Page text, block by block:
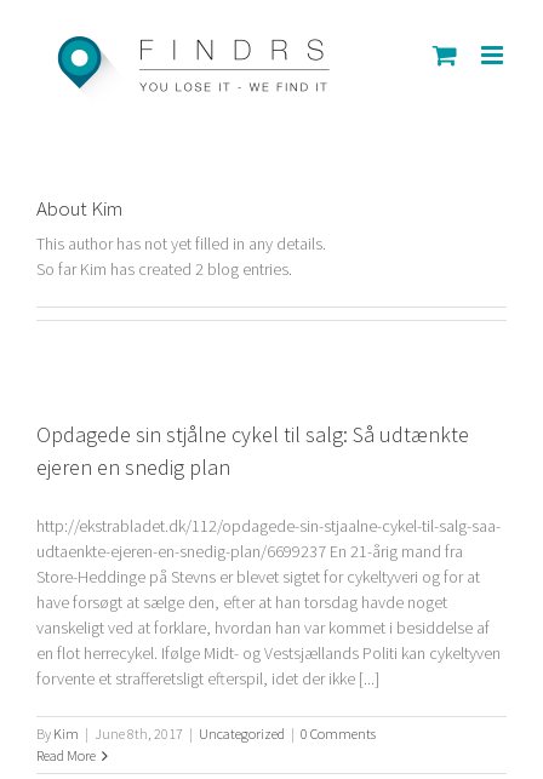
About Kim
This author has not yet filled in any details.
So far Kim has created 2 blog entries.
Opdagede sin stjålne cykel til salg: Så udtænkte
ejeren en snedig plan
http://ekstrabladet.dk/112/opdagede-sin-stjaalne-cykel-til-salg-saa-
udtaenkte-ejeren-en-snedig-plan/6699237 En 21-årig mand fra
Store-Heddinge på Stevns er blevet sigtet for cykeltyveri og for at
have forsøgt at sælge den, efter at han torsdag havde noget
vanskeligt ved at forklare, hvordan han var kommet i besiddelse af
en flot herrecykel. Ifølge Midt- og Vestsjællands Politi kan cykeltyven
forvente et strafferetsligt efterspil, idet der ikke [...]
By Kim | June 8th, 2017 | Uncategorized | 0 Comments
Read More